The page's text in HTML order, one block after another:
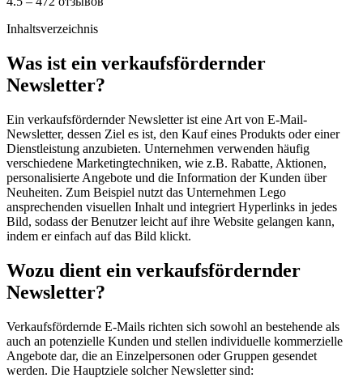
Inhaltsverzeichnis
Was ist ein verkaufsfördernder
Newsletter?
Ein verkaufsfördernder Newsletter ist eine Art von E-Mail-
Newsletter, dessen Ziel es ist, den Kauf eines Produkts oder einer
Dienstleistung anzubieten. Unternehmen verwenden häufig
verschiedene Marketingtechniken, wie z.B. Rabatte, Aktionen,
personalisierte Angebote und die Information der Kunden über
Neuheiten. Zum Beispiel nutzt das Unternehmen Lego
ansprechenden visuellen Inhalt und integriert Hyperlinks in jedes
Bild, sodass der Benutzer leicht auf ihre Website gelangen kann,
indem er einfach auf das Bild klickt.
Wozu dient ein verkaufsfördernder
Newsletter?
Verkaufsfördernde E-Mails richten sich sowohl an bestehende als
auch an potenzielle Kunden und stellen individuelle kommerzielle
Angebote dar, die an Einzelpersonen oder Gruppen gesendet
werden. Die Hauptziele solcher Newsletter sind: